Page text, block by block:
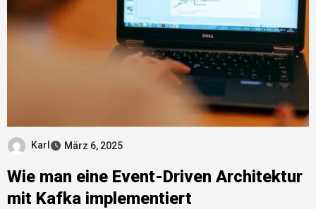
Karl März 6, 2025
Wie man eine Event-Driven Architektur
mit Kafka implementiert